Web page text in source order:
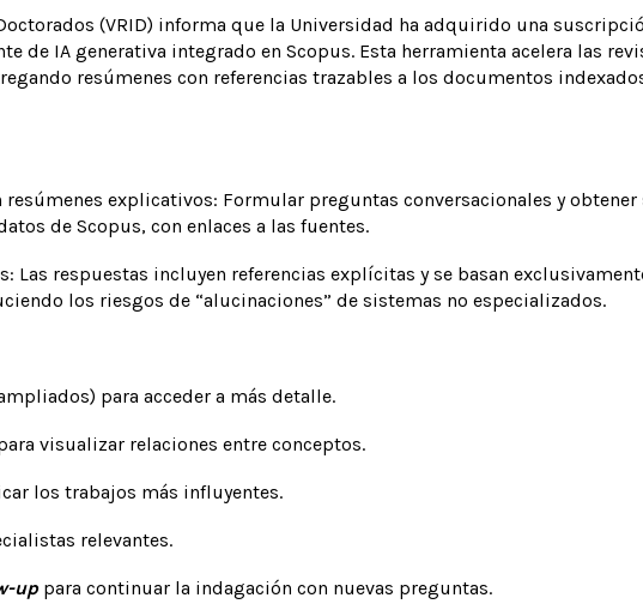
(VRID) informa que la Universidad ha adquirido una
de IA generativa integrado en Scopus. Esta herramienta acelera las
resúmenes con referencias trazables a los documentos
explicativos: Formular preguntas conversacionales y
de Scopus, con enlaces a las fuentes.
Las respuestas incluyen referencias explícitas y se basan
los riesgos de “alucinaciones” de sistemas no especializados.
para acceder a más detalle.
visualizar relaciones entre conceptos.
los trabajos más influyentes.
relevantes.
uppara continuar la indagación con nuevas preguntas.